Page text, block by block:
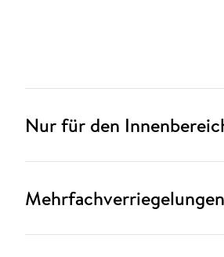
Nur für den
Mehrfachverriegelungen